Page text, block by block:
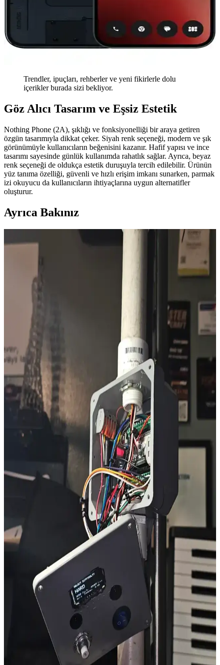
Trendler, ipuçları, rehberler ve yeni fikirlerle dolu
içerikler burada sizi bekliyor.
Göz Alıcı Tasarım ve Eşsiz Estetik
Nothing Phone (2A), şıklığı ve fonksiyonelliği bir araya getiren
özgün tasarımıyla dikkat çeker. Siyah renk seçeneği, modern ve şık
görünümüyle kullanıcıların beğenisini kazanır. Hafif yapısı ve ince
tasarımı sayesinde günlük kullanımda rahatlık sağlar. Ayrıca, beyaz
renk seçeneği de oldukça estetik duruşuyla tercih edilebilir. Ürünün
yüz tanıma özelliği, güvenli ve hızlı erişim imkanı sunarken, parmak
izi okuyucu da kullanıcıların ihtiyaçlarına uygun alternatifler
oluşturur.
Ayrıca Bakınız
İlk PCB Tasarım Deneyimi: Karşılaşılan Sorunlar ve
Tasarım İpuçlarıyla Başarıya Ulaşma
İlk PCB tasarımında karşılaşılan teknik ve mekanik sorunlar, test
yöntemleri ve doğru ayak izi seçimi gibi ipuçlarıyla devre
tasarımında başarı sağlanabilir. Mekanik düzenleme ve estetik
detaylar da kullanıcı deneyimini artırır.
French Door Buzdolabı Seçiminde Marka
Karşılaştırması ve Uzun Ömürlü Kullanım İpuçları
French door buzdolapları geniş iç hacmi ve şık tasarımıyla öne çıkar.
Bosch, GE Profile, Sub Zero ve Frigidaire markalarının özellikleri,
dayanıklılık ve kullanım kolaylığı açısından karşılaştırıldı.
8-Bit CPU Tiny-Tapeout: Küçük Ölçekli İşlemci
Tasarımı ve Üretimi Üzerine Teknik İnceleme
Tiny-Tapeout platformunda geliştirilen 8-bit CPU, sky26a
teknolojisiyle tasarlanmış, entegre boot-loader ve UART IO
özellikleriyle gerçek zamanlı veri alışverişi sağlar. Tasarım açık
İlk PCB Tasarımı ve Üretimi: JLCPCB Deneyimi,
Tasarım İpuçları ve Nakliye Maliyetleri
Elektronik projelerde PCB üretimi için JLCPCB'nin tasarım
entegrasyonu ve montaj kolaylığı öne çıkar. Anten performansı ve
nakliye ücretleri gibi önemli faktörler, başarılı bir üretim süreci için
House Fresh İncelemesi: Hava Temizleyici Seçiminde
Bağımsız ve Kapsamlı Rehber
House Fresh, hava temizleyici seçiminde bağımsız incelemeler ve
kapsamlı rehberlik sunarak kullanıcıların doğru ürünü bulmasına
yardımcı olur. Filtre kalitesi ve CADR gibi teknik detaylar
değerlendirilir.
LED Güvenlik Feneri Tasarımı: Basit, Taşınabilir ve
Enerji Verimli LED Flaşör Devresi
Basit transistörlü LED flaşör devresi, taşınabilirliği ve enerji
verimliliği ile acil durumlarda görünürlüğü artırır. Tasarımda SMD
bileşenler ve Li-Ion pil kullanımı öne çıkar.